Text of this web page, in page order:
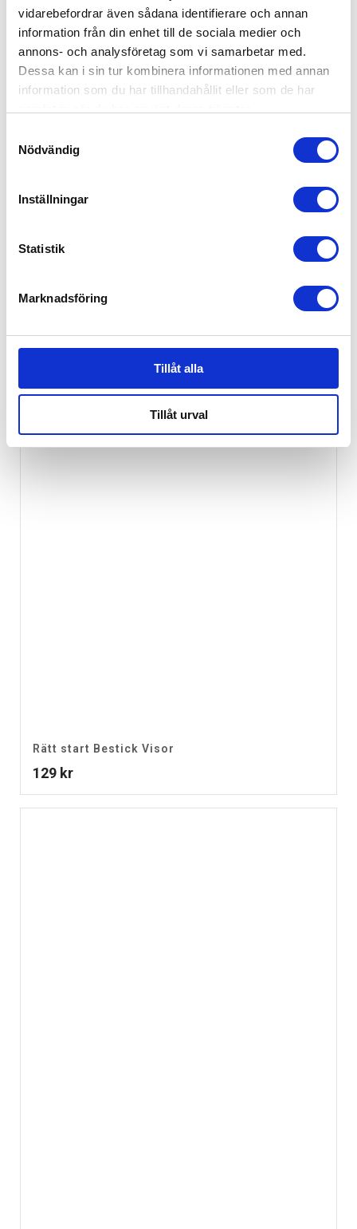
vidarebefordrar även sådana identifierare och annan
information från din enhet till de sociala medier och
annons- och analysföretag som vi samarbetar med.
Dessa kan i sin tur kombinera informationen med annan
information som du har tillhandahållit eller som de har
Nödvändig
Inställningar
Statistik
Marknadsföring
Tillåt alla
Tillåt urval
Rätt Start Servis Bamse Ballong
Rätt start Bestick Visor
129 kr